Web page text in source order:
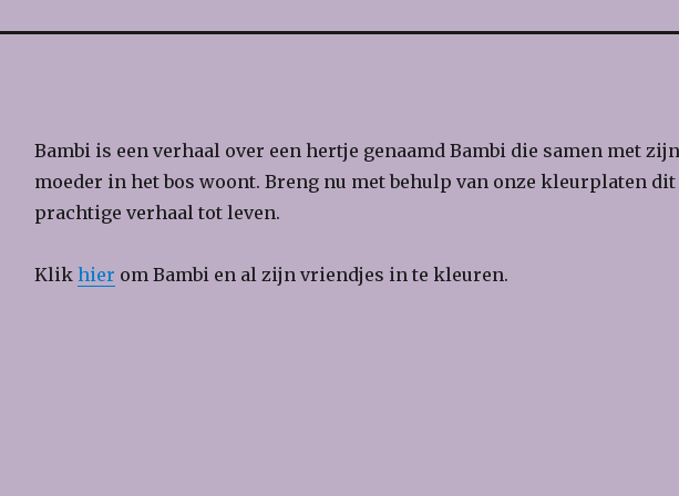
Bambi is een verhaal over een hertje genaamd Bambi die samen met zijn
moeder in het bos woont. Breng nu met behulp van onze kleurplaten dit
prachtige verhaal tot leven.
Klik hier om Bambi en al zijn vriendjes in te kleuren.